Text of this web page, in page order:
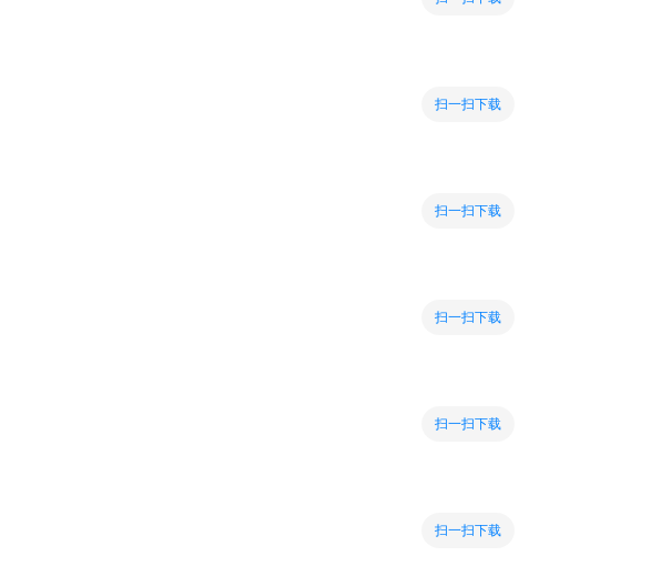
扫一扫下载
扫一扫下载
扫一扫下载
扫一扫下载
扫一扫下载